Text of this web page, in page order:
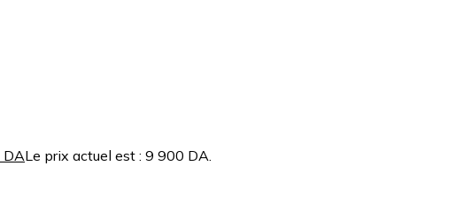
DALe prix actuel est : 9 900 DA.